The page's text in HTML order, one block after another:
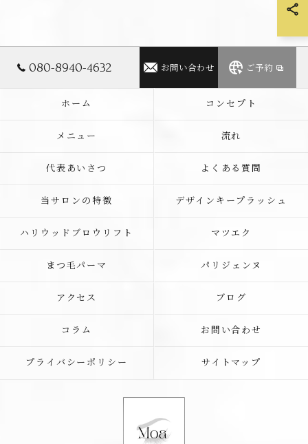
080-8940-4632 お問い合わせ ご予約
ホーム コンセプト
メニュー 流れ
代表あいさつ よくある質問
当サロンの特徴 デザインキープラッシュ
ハリウッドブロウリフト マツエク
まつ毛パーマ パリジェンヌ
アクセス ブログ
コラム お問い合わせ
プライバシーポリシー サイトマップ